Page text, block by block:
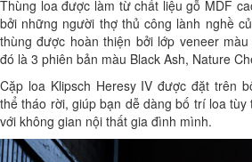
Thùng loa được làm từ chất liệu gỗ MDF
bởi những người thợ thủ công lành nghề
thùng được hoàn thiện bởi lớp veneer
đó là 3 phiên bản màu Black Ash, Nature
Cặp loa Klipsch Heresy IV được đặt trên
thể tháo rời, giúp bạn dễ dàng bố trí loa
với không gian nội thất gia đình mình.